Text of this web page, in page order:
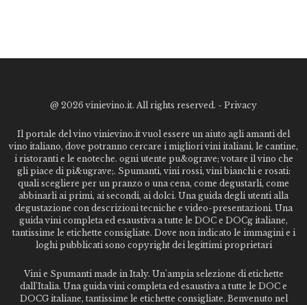
@ 2026 vinievino.it. All rights reserved. - Privacy
Il portale del vino vinievino.it vuol essere un aiuto agli amanti del
vino italiano, dove potranno cercare i migliori vini italiani, le cantine,
i ristoranti e le enoteche. ogni utente pu&ograve; votare il vino che
gli piace di pi&ugrave;. Spumanti, vini rossi, vini bianchi e rosati:
quali scegliere per un pranzo o una cena, come degustarli, come
abbinarli ai primi, ai secondi, ai dolci. Una guida degli utenti alla
degustazione con descrizioni tecniche e video-presentazioni. Una
guida vini completa ed esaustiva a tutte le DOC e DOCg italiane,
tantissime le etichette consigliate. Dove non indicato le immagini e i
loghi pubblicati sono copyright dei legittimi proprietari
Vini e Spumanti made in Italy. Un'ampia selezione di etichette
dall'Italia. Una guida vini completa ed esaustiva a tutte le DOC e
DOCG italiane, tantissime le etichette consigliate. Benvenuto nel